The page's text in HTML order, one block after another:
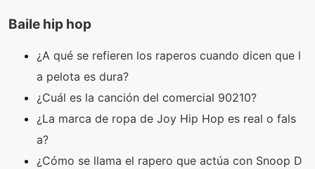
Baile hip hop
¿A qué se refieren los raperos cuando dicen que l
a pelota es dura?
¿Cuál es la canción del comercial 90210?
¿La marca de ropa de Joy Hip Hop es real o fals
a?
¿Cómo se llama el rapero que actúa con Snoop D